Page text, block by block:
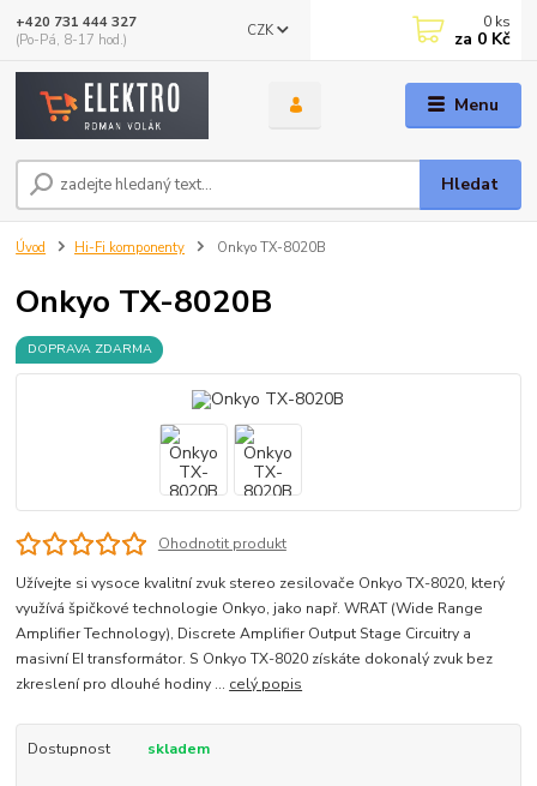
Menu
CZK
Hledat
+420 731 444 327
(Po-Pá, 8-17 hod.)
0 ks
za 0 Kč
Úvod Hi-Fi komponenty Onkyo TX-8020B
Onkyo TX-8020B
DOPRAVA ZDARMA
Ohodnotit produkt
Užívejte si vysoce kvalitní zvuk stereo zesilovače Onkyo TX-8020, který
využívá špičkové technologie Onkyo, jako např. WRAT (Wide Range
Amplifier Technology), Discrete Amplifier Output Stage Circuitry a
masivní EI transformátor. S Onkyo TX-8020 získáte dokonalý zvuk bez
zkreslení pro dlouhé hodiny ... celý popis
Dostupnost skladem